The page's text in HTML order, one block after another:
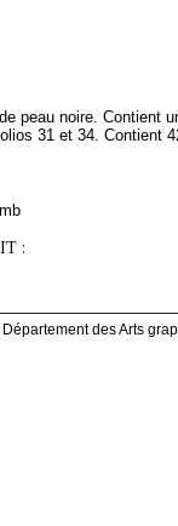
peau noire. Contient
31 et 34. Contient
:
des Arts